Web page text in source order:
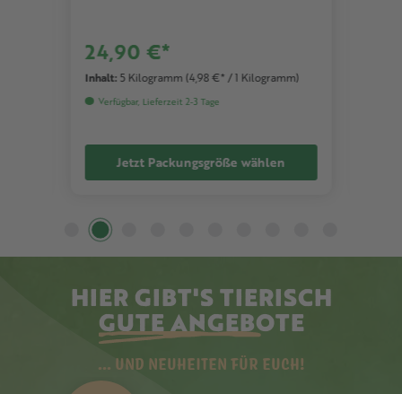
24,90 €*
Inhalt: 5 Kilogramm (4,98 €* / 1 Kilogramm)
Verfügbar, Lieferzeit 2-3 Tage
Jetzt Packungsgröße wählen
HIER GIBT'S TIERISCH
GUTE ANGEBOTE
... UND NEUHEITEN FÜR EUCH!